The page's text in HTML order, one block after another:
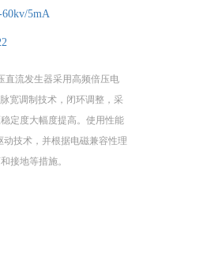
60kv/5mA
直流发生器采用高频倍压电
宽调制技术，闭环调整，采
定度大幅度提高。使用性能
技术，并根据电磁兼容性理
接地等措施。